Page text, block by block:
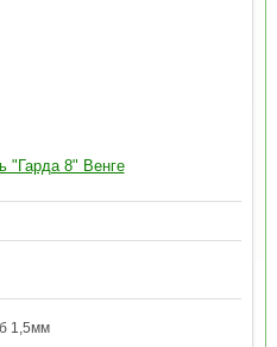
"Гарда 8" Венге
1,5мм